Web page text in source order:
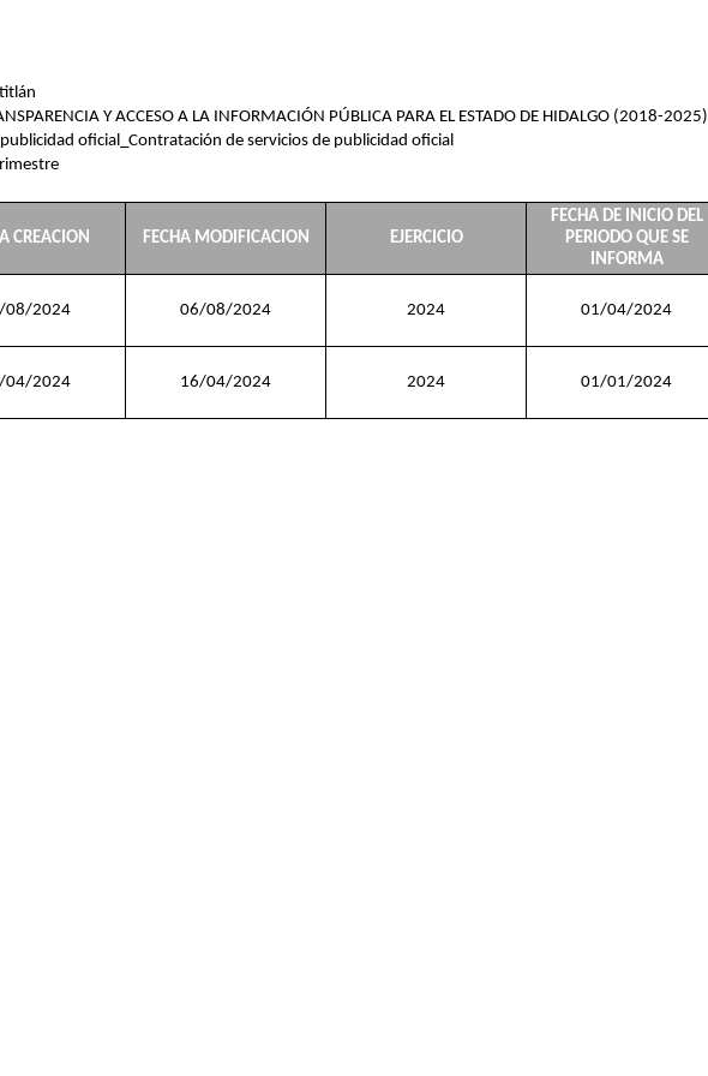
Y ACCESO A LA INFORMACIÓN PÚBLICA PARA EL ESTADO DE HIDALGO (2018-2025)
oficial_Contratación de servicios de publicidad oficial
CREACION FECHA MODIFICACION EJERCICIO
FECHA DE INICIO DEL
PERIODO QUE SE
INFORMA
08/2024 06/08/2024 2024 01/04/2024
04/2024 16/04/2024 2024 01/01/2024